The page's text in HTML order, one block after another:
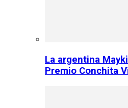
La argentina
Premio Conchita